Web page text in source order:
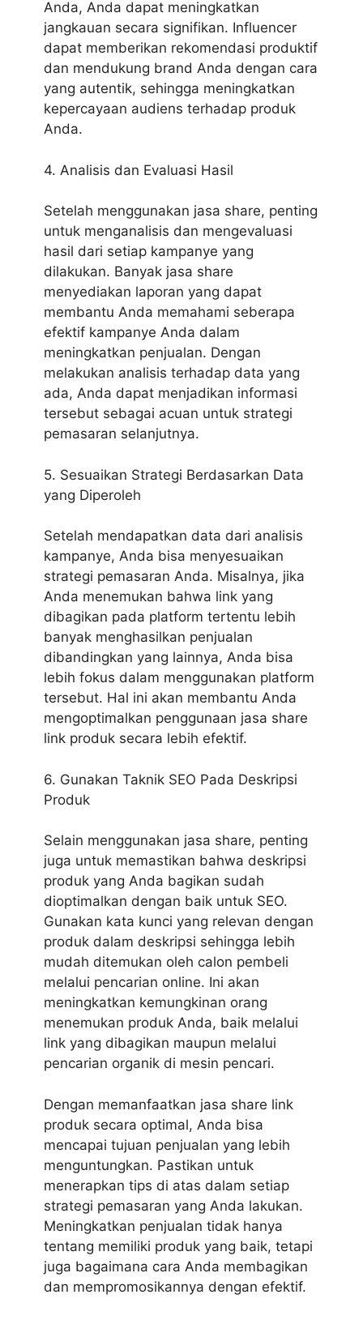
Anda, Anda dapat meningkatkan
jangkauan secara signifikan. Influencer
dapat memberikan rekomendasi produktif
dan mendukung brand Anda dengan cara
yang autentik, sehingga meningkatkan
kepercayaan audiens terhadap produk
Anda.
4. Analisis dan Evaluasi Hasil
Setelah menggunakan jasa share, penting
untuk menganalisis dan mengevaluasi
hasil dari setiap kampanye yang
dilakukan. Banyak jasa share
menyediakan laporan yang dapat
membantu Anda memahami seberapa
efektif kampanye Anda dalam
meningkatkan penjualan. Dengan
melakukan analisis terhadap data yang
ada, Anda dapat menjadikan informasi
tersebut sebagai acuan untuk strategi
pemasaran selanjutnya.
5. Sesuaikan Strategi Berdasarkan Data
yang Diperoleh
Setelah mendapatkan data dari analisis
kampanye, Anda bisa menyesuaikan
strategi pemasaran Anda. Misalnya, jika
Anda menemukan bahwa link yang
dibagikan pada platform tertentu lebih
banyak menghasilkan penjualan
dibandingkan yang lainnya, Anda bisa
lebih fokus dalam menggunakan platform
tersebut. Hal ini akan membantu Anda
mengoptimalkan penggunaan jasa share
link produk secara lebih efektif.
6. Gunakan Taknik SEO Pada Deskripsi
Produk
Selain menggunakan jasa share, penting
juga untuk memastikan bahwa deskripsi
produk yang Anda bagikan sudah
dioptimalkan dengan baik untuk SEO.
Gunakan kata kunci yang relevan dengan
produk dalam deskripsi sehingga lebih
mudah ditemukan oleh calon pembeli
melalui pencarian online. Ini akan
meningkatkan kemungkinan orang
menemukan produk Anda, baik melalui
link yang dibagikan maupun melalui
pencarian organik di mesin pencari.
Dengan memanfaatkan jasa share link
produk secara optimal, Anda bisa
mencapai tujuan penjualan yang lebih
menguntungkan. Pastikan untuk
menerapkan tips di atas dalam setiap
strategi pemasaran yang Anda lakukan.
Meningkatkan penjualan tidak hanya
tentang memiliki produk yang baik, tetapi
juga bagaimana cara Anda membagikan
dan mempromosikannya dengan efektif.